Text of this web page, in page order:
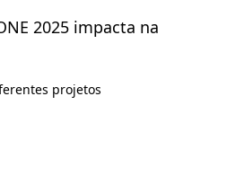
2025 impacta na
projetos